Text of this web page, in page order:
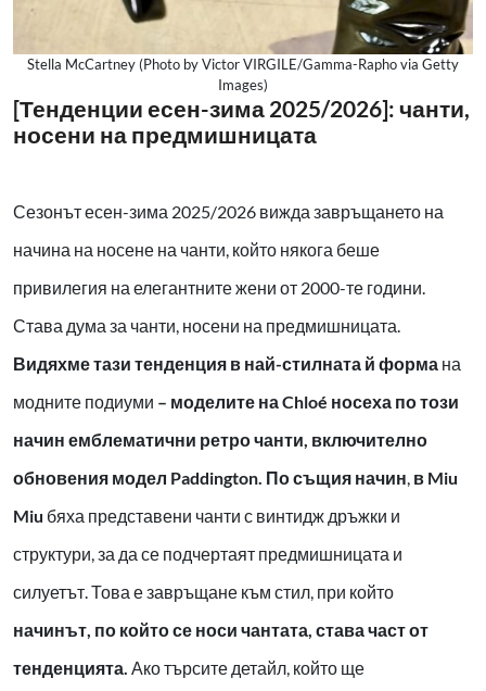
Stella McCartney (Photo by Victor VIRGILE/Gamma-Rapho via Getty
Images)
[Тенденции есен-зима 2025/2026]: чанти,
носени на предмишницата
Сезонът есен-зима 2025/2026 вижда завръщането на
начина на носене на чанти, който някога беше
привилегия на елегантните жени от 2000-те години.
Става дума за чанти, носени на предмишницата.
Видяхме тази тенденция в най-стилната й форма на
модните подиуми – моделите на Chloé носеха по този
начин емблематични ретро чанти, включително
обновения модел Paddington. По същия начин, в Miu
Miu бяха представени чанти с винтидж дръжки и
структури, за да се подчертаят предмишницата и
силуетът. Това е завръщане към стил, при който
начинът, по който се носи чантата, става част от
тенденцията. Ако търсите детайл, който ще